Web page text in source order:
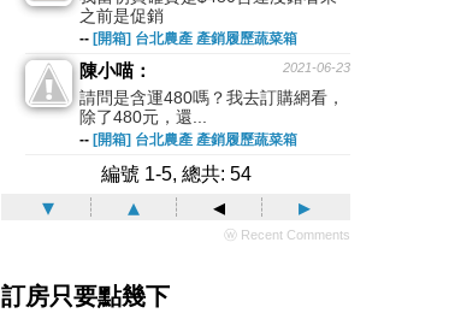
之前是促銷
-- [開箱] 台北農產 產銷履歷蔬菜箱
2021-06-23
陳小喵：
請問是含運480嗎？我去訂購網看，
除了480元，還...
-- [開箱] 台北農產 產銷履歷蔬菜箱
編號 1-5, 總共: 54
▾ ▴ ◂ ▸
ⓦ Recent Comments
訂房只要點幾下